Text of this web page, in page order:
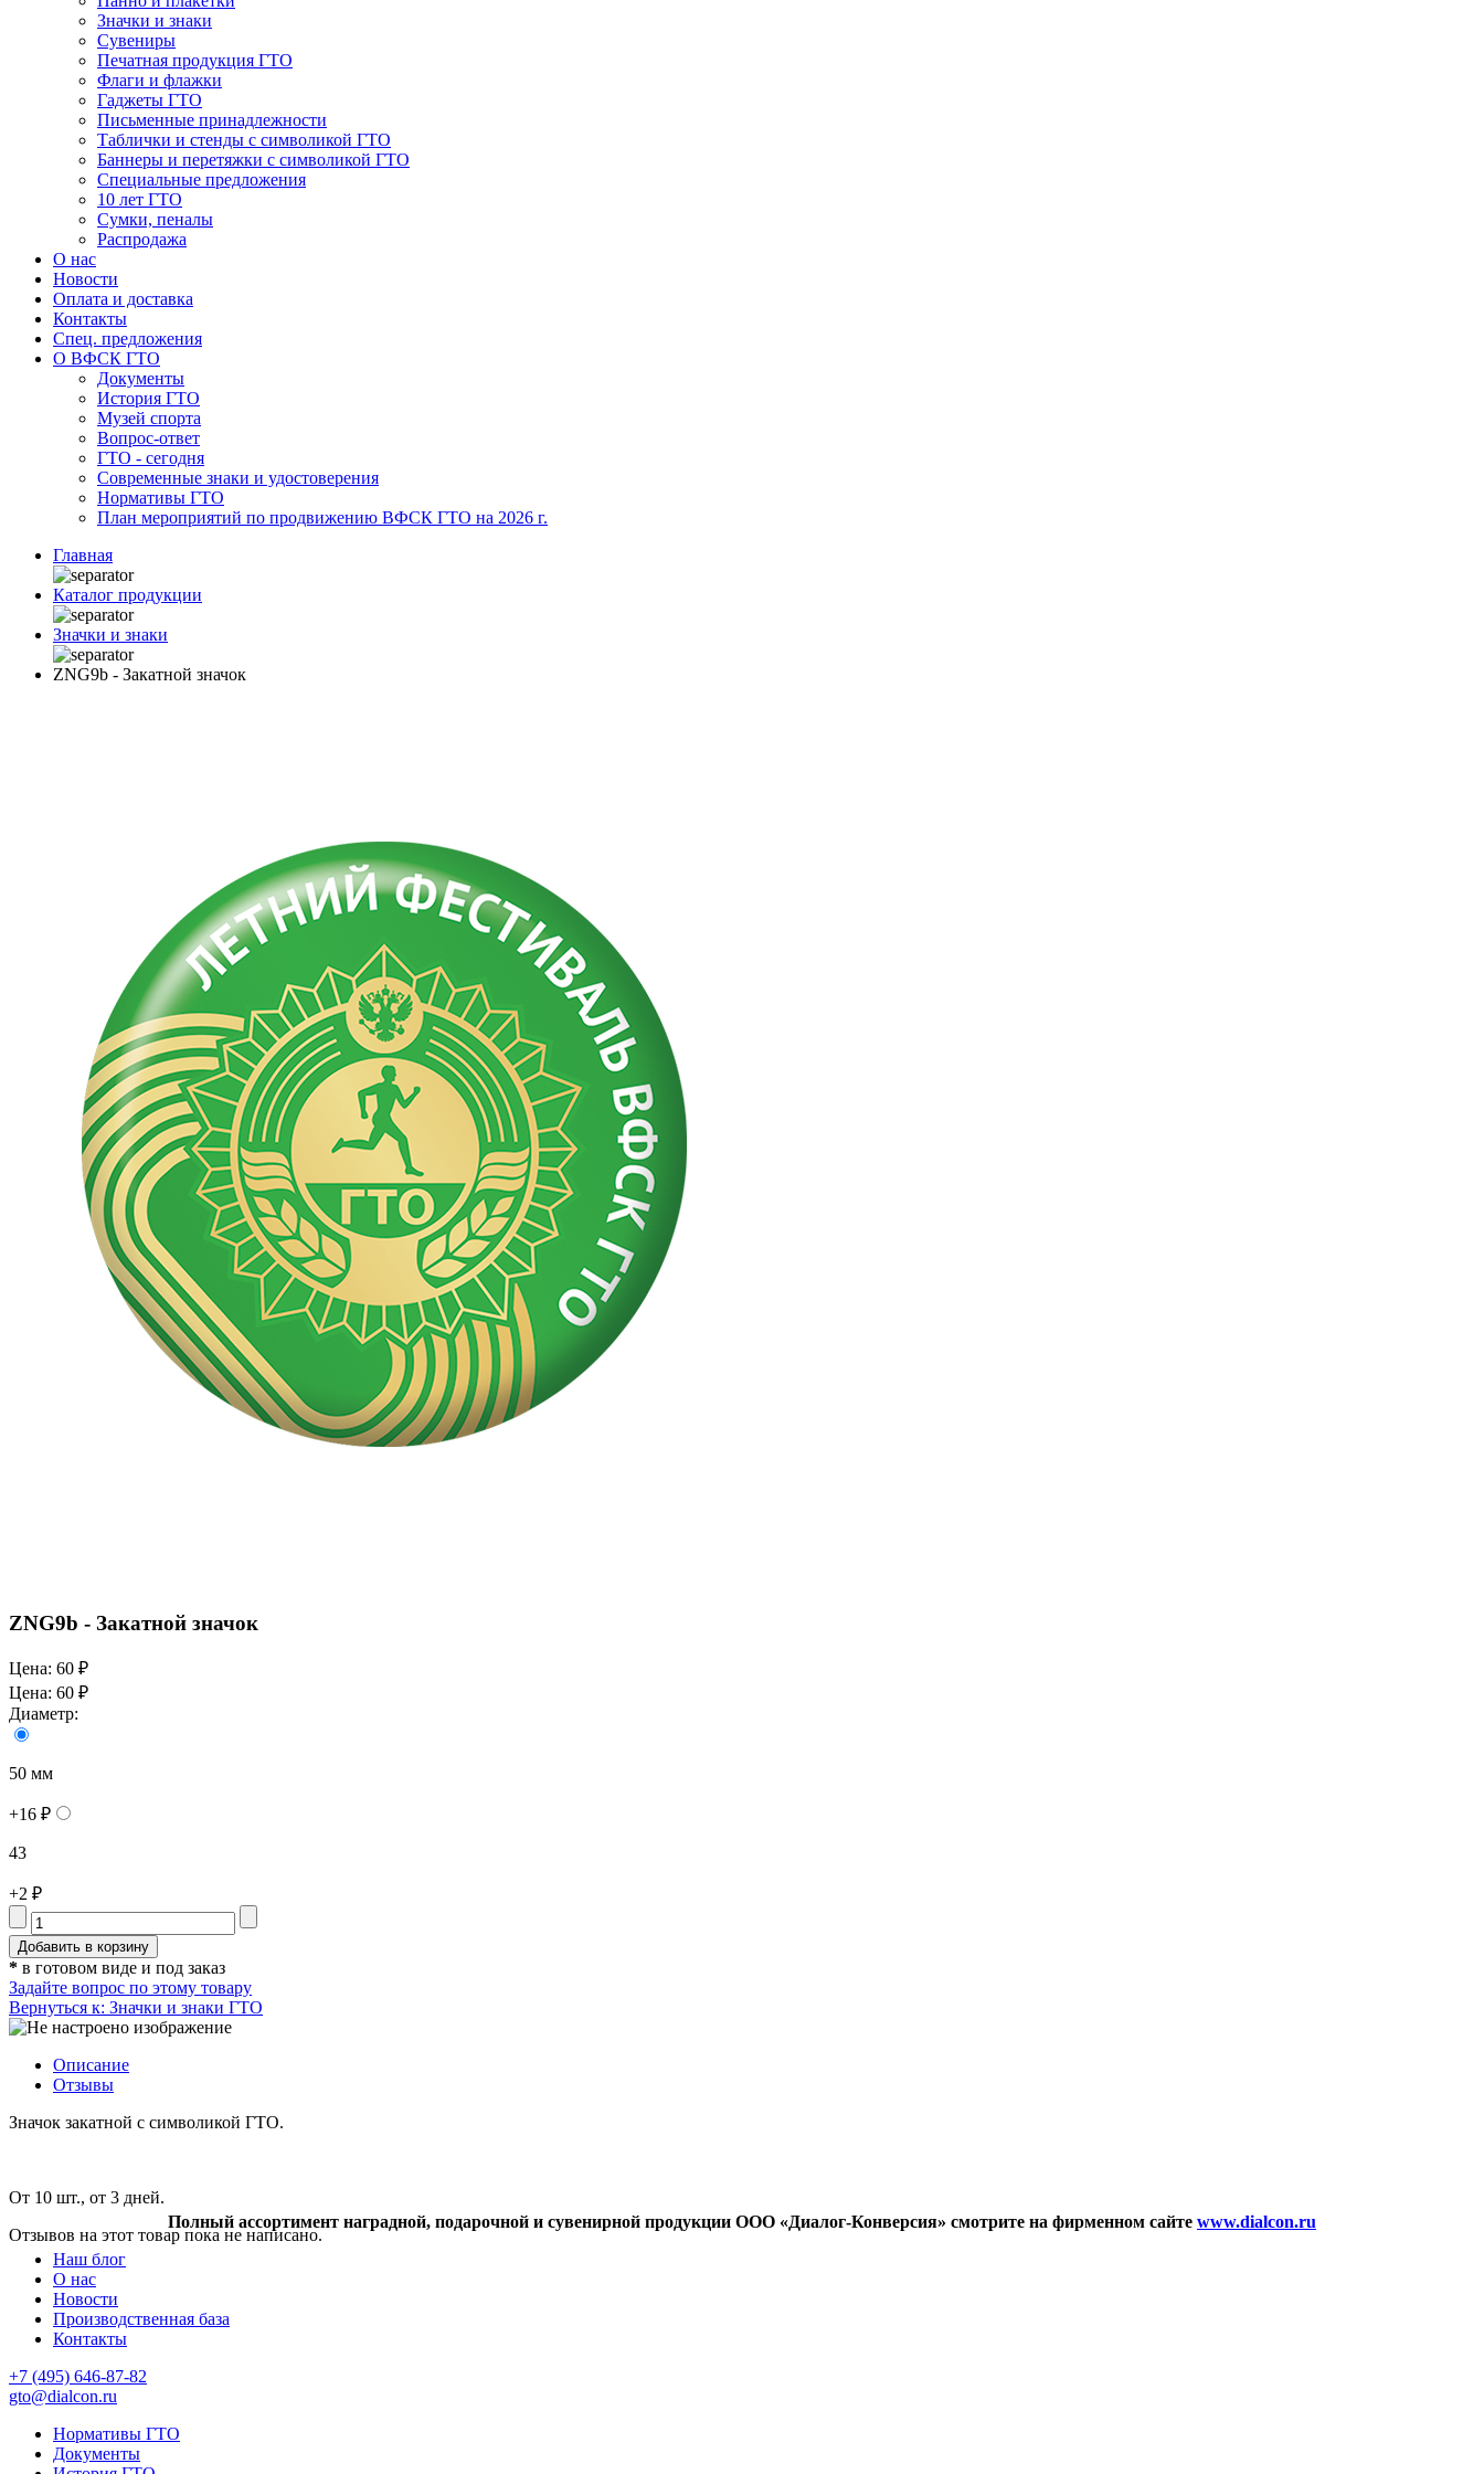
Значки и знаки
Сувениры
Печатная продукция ГТО
Флаги и флажки
Гаджеты ГТО
Письменные принадлежности
Таблички и стенды с символикой ГТО
Баннеры и перетяжки с символикой ГТО
Специальные предложения
10 лет ГТО
Сумки, пеналы
Распродажа
О нас
Новости
Оплата и доставка
Контакты
Спец. предложения
О ВФСК ГТО
Документы
История ГТО
Музей спорта
Вопрос-ответ
ГТО - сегодня
Современные знаки и удостоверения
Нормативы ГТО
План мероприятий по продвижению ВФСК ГТО на 2026 г.
Главная
Каталог продукции
Значки и знаки
ZNG9b - Закатной значок
ZNG9b - Закатной значок
Цена: 60 ₽
Цена: 60 ₽
Диаметр:
50 мм
+16 ₽
43
+2 ₽
* в готовом виде и под заказ
Задайте вопрос по этому товару
Вернуться к: Значки и знаки ГТО
Описание
Отзывы
Значок закатной с символикой ГТО.
От 10 шт., от 3 дней.
Отзывов на этот товар пока не написано.
Полный ассортимент наградной, подарочной и сувенирной продукции ООО «Диалог-Конверсия» смотрите на фирменном сайте www.dialcon.ru
Наш блог
О нас
Новости
Производственная база
Контакты
+7 (495) 646-87-82
gto@dialcon.ru
Нормативы ГТО
Документы